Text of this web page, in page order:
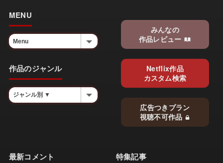
MENU
作品のジャンル
みんなの
作品レビュー
Netflix作品
カスタム検索
広告つきプラン
視聴不可作品
最新コメント 特集記事